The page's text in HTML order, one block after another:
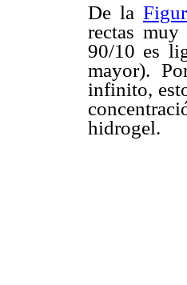
De la
rectas
90/10 es
mayor).
infinito,
hidrogel.